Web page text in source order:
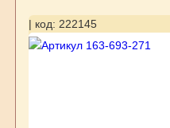
| код: 222145